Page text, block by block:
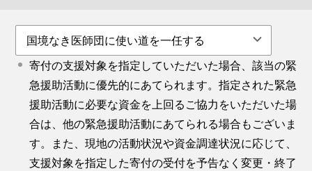
寄付の支援対象を指定していただいた場合、該当の緊
急援助活動に優先的にあてられます。指定された緊急
援助活動に必要な資金を上回るご協力をいただいた場
合は、他の緊急援助活動にあてられる場合もございま
す。また、現地の活動状況や資金調達状況に応じて、
支援対象を指定した寄付の受付を予告なく変更・終了